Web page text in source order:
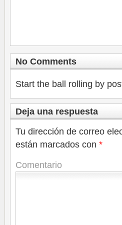
No Comments
Start the ball rolling by
Deja una respuesta
Tu dirección de correo
están marcados con *
Comentario